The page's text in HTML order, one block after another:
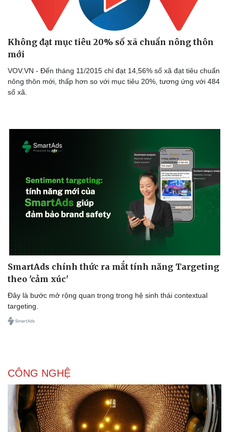
Sức khỏe
Dinh dưỡng - món ngon
Đời sống
Nhà đẹp
Không đạt mục tiêu 20% số xã chuẩn nông thôn
mới
VOV.VN - Đến tháng 11/2015 chỉ đạt 14,56% số xã đạt tiêu chuẩn
nông thôn mới, thấp hơn so với mục tiêu 20%, tương ứng với 484
số xã.
SmartAds chính thức ra mắt tính năng Targeting
theo 'cảm xúc'
Đây là bước mở rộng quan trọng trong hệ sinh thái contextual
targeting.
CÔNG NGHỆ